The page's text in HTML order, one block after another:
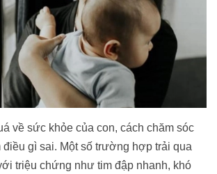
về sức khỏe của con, cách chăm sóc
gì sai. Một số trường hợp trải qua
triệu chứng như tim đập nhanh, khó